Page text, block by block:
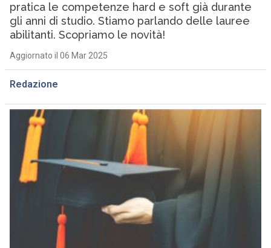
pratica le competenze hard e soft già durante
gli anni di studio. Stiamo parlando delle lauree
abilitanti. Scopriamo le novità!
Aggiornato il 06 Mar 2025
Redazione